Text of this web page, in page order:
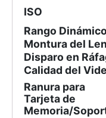
ISO
Rango Dinámico
Montura del
Disparo en
Calidad del
Ranura para
Tarjeta de
Memoria/